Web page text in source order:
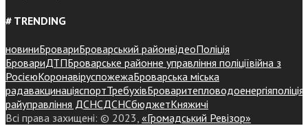
# TRENDING
новиниБровариБроварський районвідеоПоліція
БровариДТПБроварське районне управління поліціївійна з
РосієюКоронавіруспожежаБроварська міська
радавакцинаціяспортТребухівБроваритепловодоенергіяполіція
райуправління ДСНСДСНСбюджетКняжичі
Всі права захищені: © 2023, «Громадський Ревізор»